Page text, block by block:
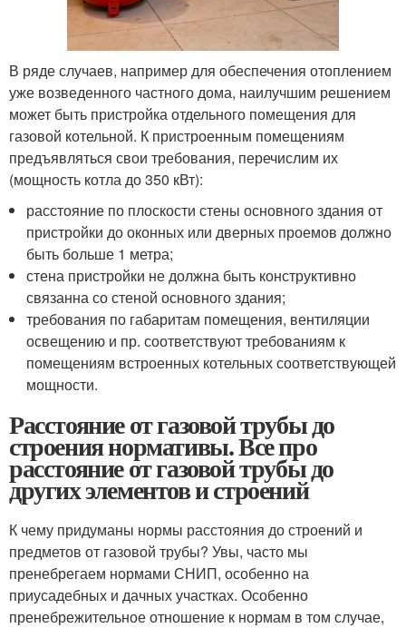
В ряде случаев, например для обеспечения отоплением
уже возведенного частного дома, наилучшим решением
может быть пристройка отдельного помещения для
газовой котельной. К пристроенным помещениям
предъявляться свои требования, перечислим их
(мощность котла до 350 кВт):
расстояние по плоскости стены основного здания от
пристройки до оконных или дверных проемов должно
быть больше 1 метра;
стена пристройки не должна быть конструктивно
связанна со стеной основного здания;
требования по габаритам помещения, вентиляции
освещению и пр. соответствуют требованиям к
помещениям встроенных котельных соответствующей
мощности.
Расстояние от газовой трубы до
строения нормативы. Все про
расстояние от газовой трубы до
других элементов и строений
К чему придуманы нормы расстояния до строений и
предметов от газовой трубы? Увы, часто мы
пренебрегаем нормами СНИП, особенно на
приусадебных и дачных участках. Особенно
пренебрежительное отношение к нормам в том случае,